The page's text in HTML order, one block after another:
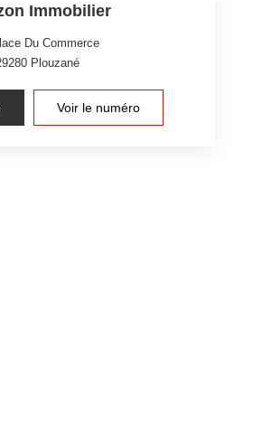
Immobilier
Du Commerce
Plouzané
Voir le numéro